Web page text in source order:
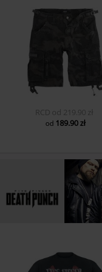
RCD od 219.90 zł
od 189.90 zł